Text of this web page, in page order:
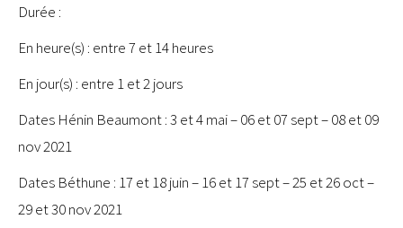
Durée :
En heure(s) : entre 7 et 14 heures
En jour(s) : entre 1 et 2 jours
Dates Hénin Beaumont : 3 et 4 mai – 06 et 07 sept – 08 et 09
nov 2021
Dates Béthune : 17 et 18 juin – 16 et 17 sept – 25 et 26 oct –
29 et 30 nov 2021